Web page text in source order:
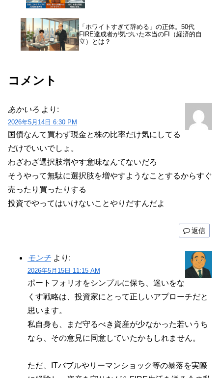
「ホワイトすぎて辞める」の正体。50代
FIRE達成者が気づいた本当のFI（経済的自
立）とは？
コメント
あかいろ より:
2026年5月14日 6:30 PM
国債なんて買わず現金と株の比率だけ気にしてる
だけでいいでしょ。
わざわざ選択肢増やす意味なんてないだろ
そうやって無駄に選択肢を増やすようなことするからすぐ
売ったり買ったりする
投資でやってはいけないことやりだすんだよ
返信
モンチ より:
2026年5月15日 11:15 AM
ポートフォリオをシンプルに保ち、迷いをな
くす戦略は、投資家にとって正しいアプローチだと
思います。
私自身も、まだ守るべき資産が少なかった若いうち
なら、その意見に同意していたかもしれません。
ただ、ITバブルやリーマンショック等の暴落を実際